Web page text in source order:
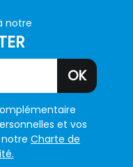
notre
OK
et vos
Charte de